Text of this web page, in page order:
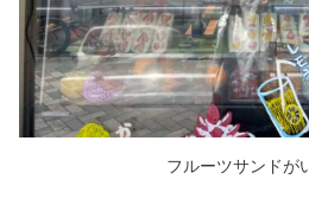
フルーツサンドが